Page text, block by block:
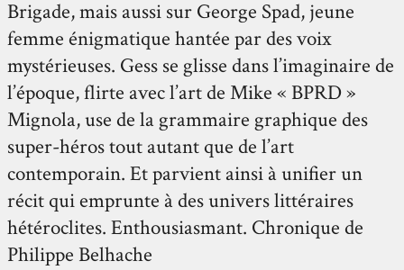
Brigade, mais aussi sur George Spad, jeune
femme énigmatique hantée par des voix
mystérieuses. Gess se glisse dans l’imaginaire de
l’époque, flirte avec l’art de Mike « BPRD »
Mignola, use de la grammaire graphique des
super-héros tout autant que de l’art
contemporain. Et parvient ainsi à unifier un
récit qui emprunte à des univers littéraires
hétéroclites. Enthousiasmant. Chronique de
Philippe Belhache